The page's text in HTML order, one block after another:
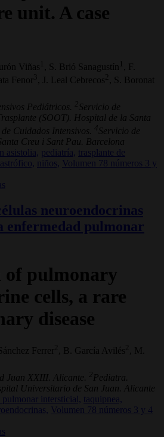
unit. A case
Viñas 1 , S. Brió Sanagustín 1
, F.
Fenor 3 , J. Leal Cebrecos
, S. Boronat
Pediátricos. 2 Servicio de
(SOOT). Hospital de la Santa
Cuidados Intensivos. 4 Servicio de
Creu i Sant Pau. Barcelona
asistolia, pediatría, trasplante de
niños,
Volumen 78 números 3 y
neuroendocrinas
enfermedad pulmonar
of pulmonary
cells, a rare
disease
Ferrer , B. García Avilés
, M.
Juan XXIII. Alicante. 2 Pediatra.
Universitario de San Juan. Alicante
intersticial,
taquipnea,
Volumen 78 números 3 y 4